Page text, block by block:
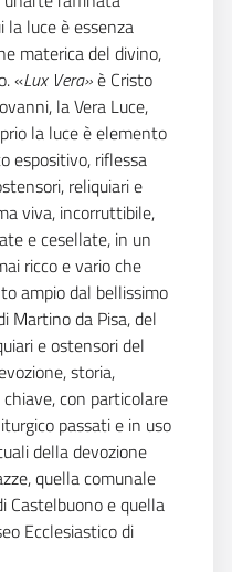
la luce è essenza
materica del divino,
«Lux Vera»è Cristo
la Vera Luce,
la luce è elemento
espositivo, riflessa
reliquiari e
viva, incorruttibile,
e cesellate, in un
ricco e vario che
ampio dal bellissimo
Martino da Pisa, del
e ostensori del
storia,
con particolare
passati e in uso
della devozione
quella comunale
Castelbuono e quella
Ecclesiastico di